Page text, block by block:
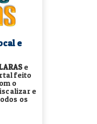
e
e
feito
o
e
os